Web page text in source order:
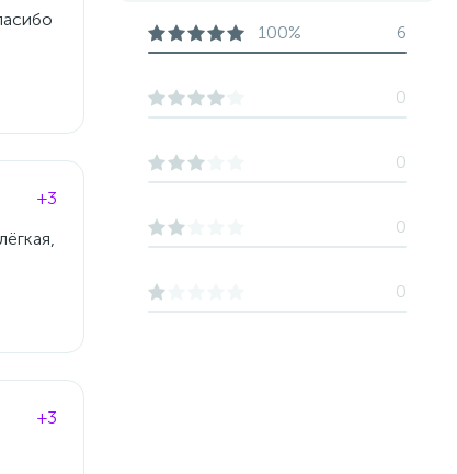
+3
+3
100% 6
0
0
0
0